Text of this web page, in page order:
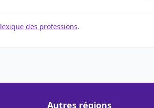
lexique des professions.
Autres régions